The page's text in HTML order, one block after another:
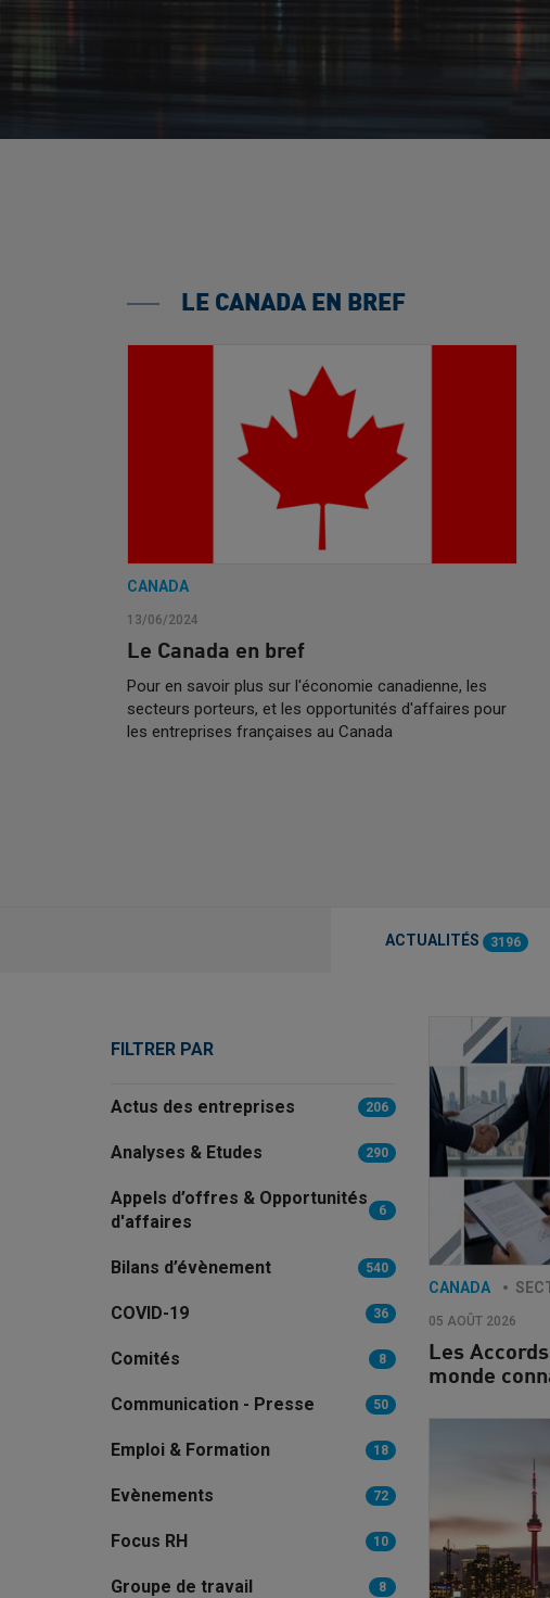
LE CANADA EN BREF
CANADA
13/06/2024
Le Canada en bref
Pour en savoir plus sur l'économie canadienne, les
secteurs porteurs, et les opportunités d'affaires pour
les entreprises françaises au Canada
ACTUALITÉS 3196
FILTRER PAR
Actus des entreprises 206
Analyses & Etudes 290
Appels d’offres & Opportunités
d'affaires
6
Bilans d’évènement 540
COVID-19 36
Comités 8
Communication - Presse 50
Emploi & Formation 18
Evènements 72
Focus RH 10
Groupe de travail 8
CANADA
05 AOÛT 2026
Les
monde